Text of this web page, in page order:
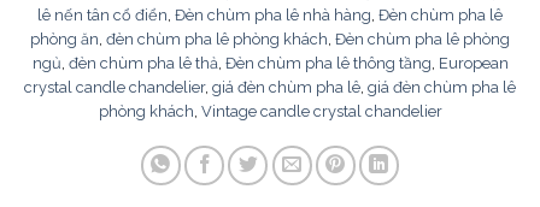
lê nến tân cổ điển, Đèn chùm pha lê nhà hàng, Đèn chùm pha lê
phòng ăn, đèn chùm pha lê phòng khách, Đèn chùm pha lê phòng
ngủ, đèn chùm pha lê thả, Đèn chùm pha lê thông tầng, European
crystal candle chandelier, giá đèn chùm pha lê, giá đèn chùm pha lê
phòng khách, Vintage candle crystal chandelier